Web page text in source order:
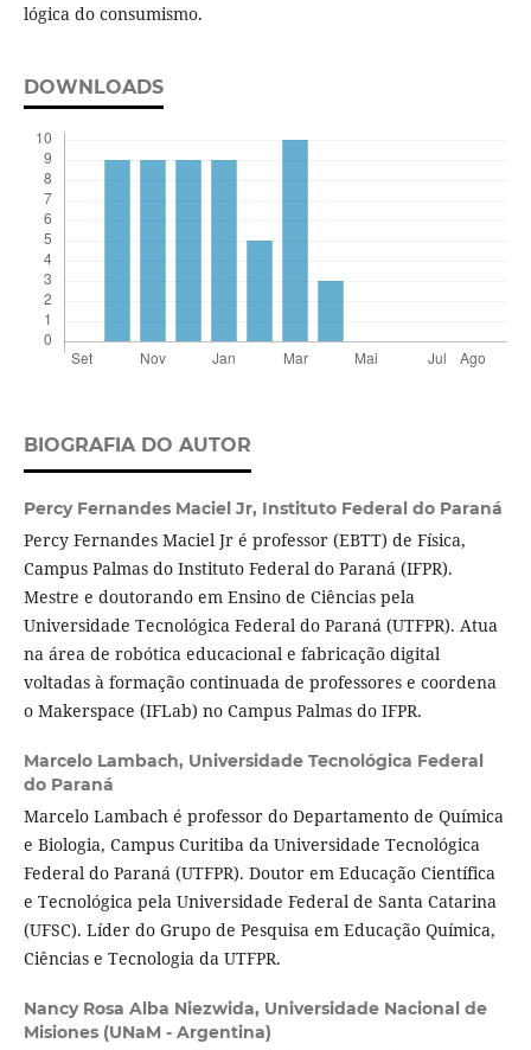
lógica do consumismo.
DOWNLOADS
BIOGRAFIA DO AUTOR
Percy Fernandes Maciel Jr, Instituto Federal do Paraná
Percy Fernandes Maciel Jr é professor (EBTT) de Física,
Campus Palmas do Instituto Federal do Paraná (IFPR).
Mestre e doutorando em Ensino de Ciências pela
Universidade Tecnológica Federal do Paraná (UTFPR). Atua
na área de robótica educacional e fabricação digital
voltadas à formação continuada de professores e coordena
o Makerspace (IFLab) no Campus Palmas do IFPR.
Marcelo Lambach, Universidade Tecnológica Federal
do Paraná
Marcelo Lambach é professor do Departamento de Química
e Biologia, Campus Curitiba da Universidade Tecnológica
Federal do Paraná (UTFPR). Doutor em Educação Científica
e Tecnológica pela Universidade Federal de Santa Catarina
(UFSC). Líder do Grupo de Pesquisa em Educação Química,
Ciências e Tecnologia da UTFPR.
Nancy Rosa Alba Niezwida, Universidade Nacional de
Misiones (UNaM - Argentina)